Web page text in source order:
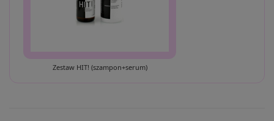
Zestaw HIT! (szampon+serum)